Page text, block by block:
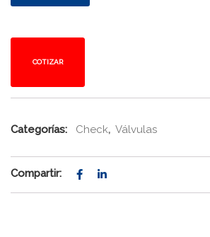
COTIZAR
Categorías: Check, Válvulas
Compartir: